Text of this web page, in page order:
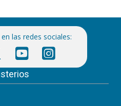
las redes sociales: